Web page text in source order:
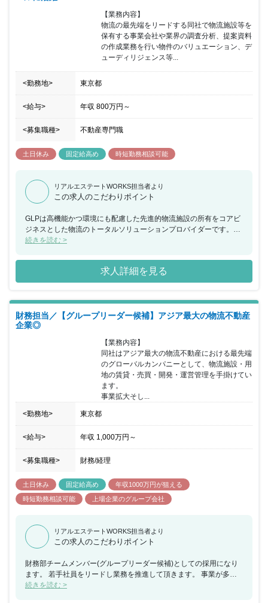
【業務内容】
物流の最先端をリードする同社で物流施設等を
保有する事業会社や業界の調査分析、提案資料
の作成業務を行い物件のバリュエーション、デ
ューディリジェンス等...
<勤務地> 東京都
<給与> 年収 800万円 ～
<募集職種> 不動産専門職
土日休み 固定給高め 時短勤務相談可能
リアルエステートWORKS担当者より
この求人のこだわりポイント
GLPは高機能かつ環境にも配慮した先進的物流施設の所有をコアビ
ジネスとした物流のトータルソリューションプロバイダーです。数
値管理のみならず、日本GLPの将来予測やビジネスプランを経営と
とが期待できる人材を中長期的に育成したいと考えています。投資
開発本部では、既存物流施設等の収益物件の取得機能を強化したく
案件のソーシング、売主（特に物流施設を保有する事業会社）、仲
うことができる人材を募集致します。
続きを読む >
求人詳細を見る
財務担当／【グループリーダー候補】アジア最大の物流不動産
企業◎
【業務内容】
同社はアジア最大の物流不動産における最先端
のグローバルカンパニーとして、物流施設・用
地の賃貸・売買・開発・運営管理を手掛けてい
ます。
事業拡大そし...
<勤務地> 東京都
<給与> 年収 1,000万円 ～
<募集職種> 財務/経理
土日休み 固定給高め
年収1000万円が狙える
時短勤務相談可能
上場企業のグループ会社
リアルエステートWORKS担当者より
この求人のこだわりポイント
財務部チームメンバー(グループリーダー候補)としての採用になり
ます。 若手社員をリードし業務を推進して頂きます。 事業が多角
化する同社において、各種プロジェクトにおいては主体的にファイ
続きを読む >